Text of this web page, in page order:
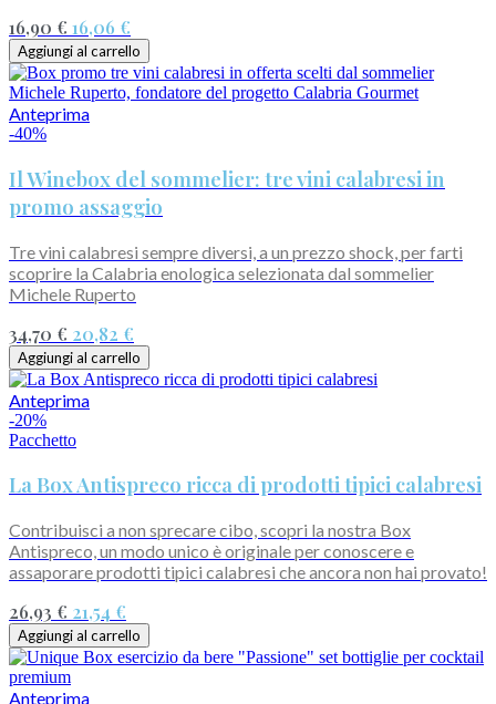
16,90 € 16,06 €
Aggiungi al carrello
Anteprima
-40%
Il Winebox del sommelier: tre vini calabresi in
promo assaggio
Tre vini calabresi sempre diversi, a un prezzo shock, per farti
scoprire la Calabria enologica selezionata dal sommelier
Michele Ruperto
34,70 € 20,82 €
Aggiungi al carrello
Anteprima
-20%
Pacchetto
La Box Antispreco ricca di prodotti tipici calabresi
Contribuisci a non sprecare cibo, scopri la nostra Box
Antispreco, un modo unico è originale per conoscere e
assaporare prodotti tipici calabresi che ancora non hai provato!
26,93 € 21,54 €
Aggiungi al carrello
Anteprima